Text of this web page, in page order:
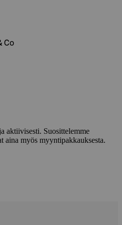
Co
aktiivisesti. Suosittelemme
aina myös myyntipakkauksesta.